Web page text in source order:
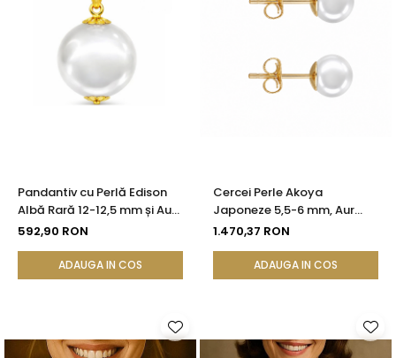
Pandantiv cu Perlă Edison
Albă Rară 12-12,5 mm și Aur
Galben 14K (aur 585) |
592,90 RON
ADAUGA IN COS
Cercei Perle Akoya
Japoneze 5,5-6 mm, Aur
Galben 14K, Tip Șurub -
1.470,37 RON
ADAUGA IN COS